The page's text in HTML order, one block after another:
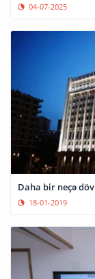
04-07-2025
Daha bir neçə
18-01-2019